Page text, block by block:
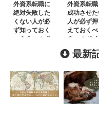
外資系転職に
絶対失敗した
くない人が必
ず知っておく
べき３つのポ
外資系転職
成功させた
人が必ず押
えておくべ
３つのポイ
ト
最新